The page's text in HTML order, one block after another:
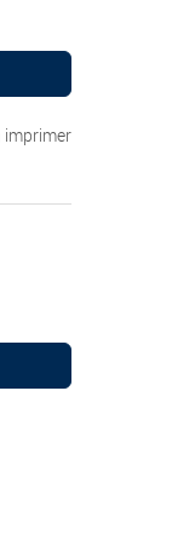
imprimer